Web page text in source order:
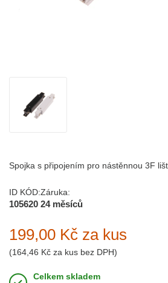
Spojka s připojením pro nástěnnou 3F
ID KÓD:
105620
Záruka:
24 měsíců
199,00 Kč za kus
(164,46 Kč za kus bez DPH)
Celkem skladem